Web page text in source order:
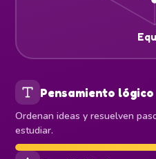
Pensamiento lógico
Ordenan ideas y resuelven
estudiar.